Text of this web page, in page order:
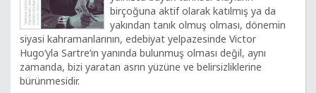
birçoğuna aktif olarak katılmış ya da
yakından tanık olmuş olması, dönemin
siyasi kahramanlarının, edebiyat yelpazesinde Victor
Hugo’yla Sartre’ın yanında bulunmuş olması değil, aynı
zamanda, bizi yaratan asrın yüzüne ve belirsizliklerine
bürünmesidir.